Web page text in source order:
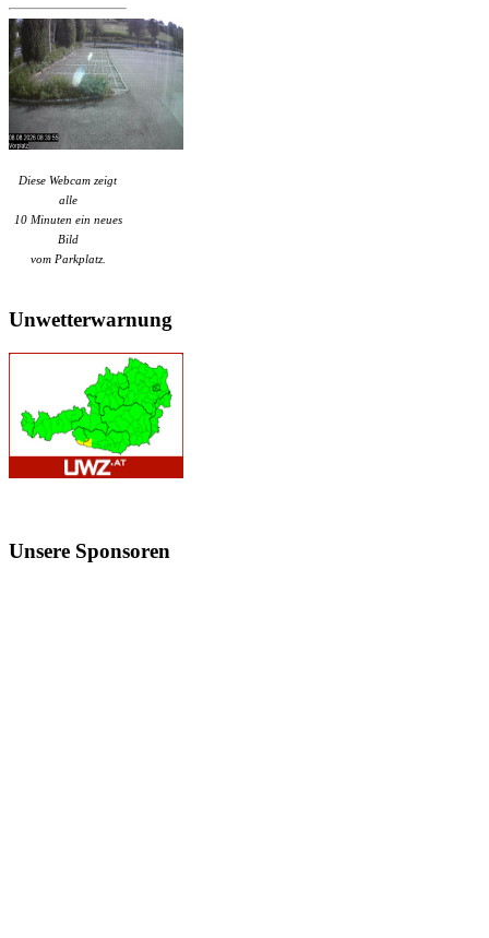
Diese Webcam zeigt
alle
10 Minuten ein neues
Bild
vom Parkplatz.
Unwetterwarnung
Unsere Sponsoren